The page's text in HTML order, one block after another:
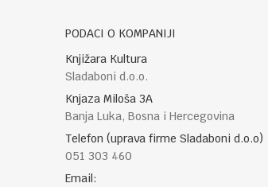
POŠALJI
PODACI O KOMPANIJI
Knjižara Kultura
Sladaboni d.o.o.
Knjaza Miloša 3A
Banja Luka, Bosna i Hercegovina
Telefon (uprava firme Sladaboni d.o.o)
051 303 460
Email: